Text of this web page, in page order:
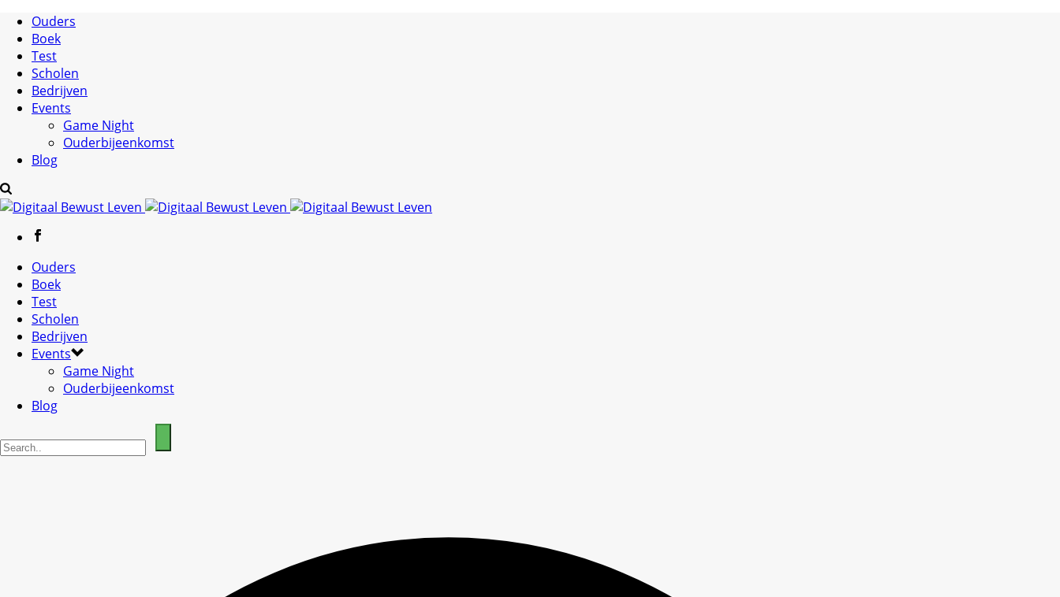
Ouders
Boek
Test
Scholen
Bedrijven
Events
Game Night
Ouderbijeenkomst
Blog
Ouders
Boek
Test
Scholen
Bedrijven
Events
Game Night
Ouderbijeenkomst
Blog